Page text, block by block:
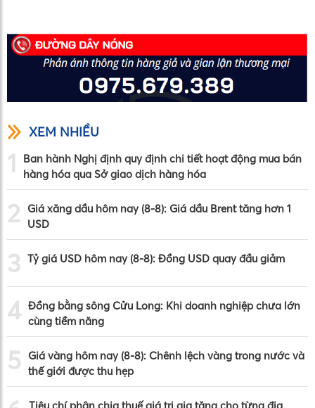
XEM NHIỀU
1
Ban hành Nghị định quy định chi tiết hoạt động mua bán
hàng hóa qua Sở giao dịch hàng hóa
2
Giá xăng dầu hôm nay (8-8): Giá dầu Brent tăng hơn 1
USD
3 Tỷ giá USD hôm nay (8-8): Đồng USD quay đầu giảm
4 Đồng bằng sông Cửu Long: Khi doanh nghiệp chưa lớn
cùng tiềm năng
5
Giá vàng hôm nay (8-8): Chênh lệch vàng trong nước và
thế giới được thu hẹp